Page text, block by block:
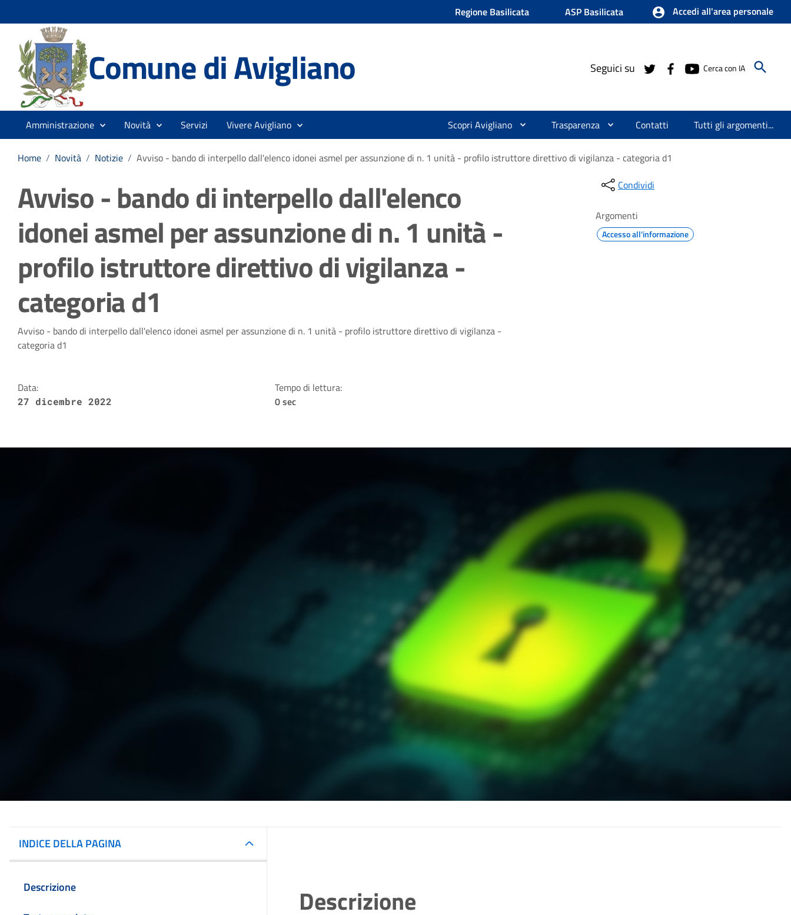
Regione Basilicata ASP Basilicata Accedi all'area personale
Comune di Avigliano Seguici su Cerca con IA
Amministrazione Novità Servizi Vivere Avigliano Scopri Avigliano Trasparenza Contatti Tutti gli argomenti...
Home / Novità / Notizie / Avviso - bando di interpello dall'elenco idonei asmel per assunzione di n. 1 unità - profilo istruttore direttivo di vigilanza - categoria d1
Avviso - bando di interpello dall'elenco
idonei asmel per assunzione di n. 1 unità -
profilo istruttore direttivo di vigilanza -
categoria d1
Dettagli della notizia
Avviso - bando di interpello dall'elenco idonei asmel per assunzione di n. 1 unità - profilo istruttore direttivo di vigilanza -
categoria d1
Data:
27 dicembre 2022
Tempo di lettura:
0 sec
Condividi
Argomenti
Accesso all'informazione
INDICE DELLA PAGINA
Descrizione
Descrizione